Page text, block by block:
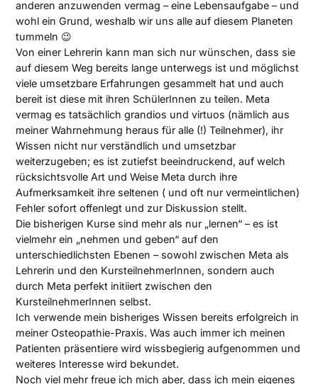
anderen anzuwenden vermag – eine Lebensaufgabe – und
wohl ein Grund, weshalb wir uns alle auf diesem Planeten
tummeln 😉
Von einer Lehrerin kann man sich nur wünschen, dass sie
auf diesem Weg bereits lange unterwegs ist und möglichst
viele umsetzbare Erfahrungen gesammelt hat und auch
bereit ist diese mit ihren SchülerInnen zu teilen. Meta
vermag es tatsächlich grandios und virtuos (nämlich aus
meiner Wahrnehmung heraus für alle (!) Teilnehmer), ihr
Wissen nicht nur verständlich und umsetzbar
weiterzugeben; es ist zutiefst beeindruckend, auf welch
rücksichtsvolle Art und Weise Meta durch ihre
Aufmerksamkeit ihre seltenen ( und oft nur vermeintlichen)
Fehler sofort offenlegt und zur Diskussion stellt.
Die bisherigen Kurse sind mehr als nur „lernen“ – es ist
vielmehr ein „nehmen und geben“ auf den
unterschiedlichsten Ebenen – sowohl zwischen Meta als
Lehrerin und den KursteilnehmerInnen, sondern auch
durch Meta perfekt initiiert zwischen den
KursteilnehmerInnen selbst.
Ich verwende mein bisheriges Wissen bereits erfolgreich in
meiner Osteopathie-Praxis. Was auch immer ich meinen
Patienten präsentiere wird wissbegierig aufgenommen und
weiteres Interesse wird bekundet.
Noch viel mehr freue ich mich aber, dass ich mein eigenes